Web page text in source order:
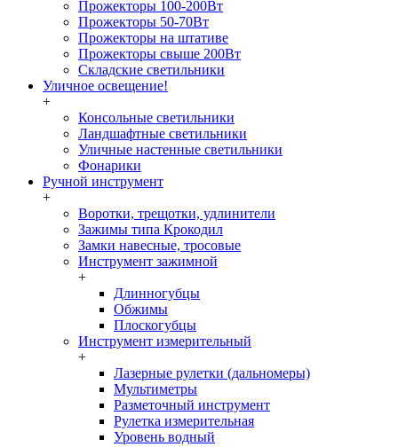
Прожекторы 100-200Вт
Прожекторы 50-70Вт
Прожекторы на штативе
Прожекторы свыше 200Вт
Складские светильники
Уличное освещение!
+
Консольные светильники
Ландшафтные светильники
Уличные настенные светильники
Фонарики
Ручной инструмент
+
Воротки, трещотки, удлинители
Зажимы типа Крокодил
Замки навесные, тросовые
Инструмент зажимной
+
Длинногубцы
Обжимы
Плоскогубцы
Инструмент измерительный
+
Лазерные рулетки (дальномеры)
Мультиметры
Разметочный инструмент
Рулетка измерительная
Уровень водный